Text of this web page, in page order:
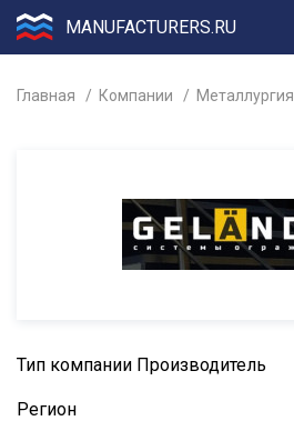
MANUFACTURERS.RU
Главная Компании Металлургия
Тип компании Производитель
Регион